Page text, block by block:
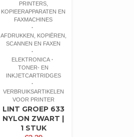
PRINTERS,
KOPIEERAPPARATEN EN
FAXMACHINES
AFDRUKKEN, KOPIËREN,
SCANNEN EN FAXEN
ELEKTRONICA
TONER- EN
INKJETCARTRIDGES
VERBRUIKSARTIKELEN
VOOR PRINTER
LINT GROEP 633
NYLON ZWART |
1 STUK